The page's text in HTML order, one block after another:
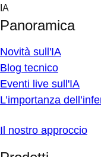
Skip
content
IA
Panoramica
Novità sull'IA
Blog tecnico
Eventi live sull'IA
L’importanza
Il nostro approccio